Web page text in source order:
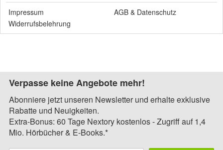
Impressum
AGB & Datenschutz
Widerrufsbelehrung
Verpasse keine Angebote mehr!
Abonniere jetzt unseren Newsletter und erhalte exklusive
Rabatte und Neuigkeiten.
Extra-Bonus: 60 Tage Nextory kostenlos - Zugriff auf 1,4
Mio. Hörbücher & E-Books.*